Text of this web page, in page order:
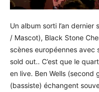
Un album sorti l’an dernier
/ Mascot), Black Stone
scènes européennes avec
sold out.. C’est que le
en live. Ben Wells (second
(bassiste) échangent